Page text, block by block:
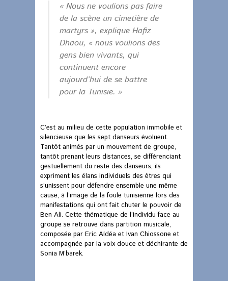
« Nous ne voulions pas faire
de la scène un cimetière de
martyrs », explique Hafiz
Dhaou, « nous voulions des
gens bien vivants, qui
continuent encore
aujourd’hui de se battre
pour la Tunisie. »
C’est au milieu de cette population immobile et
silencieuse que les sept danseurs évoluent.
Tantôt animés par un mouvement de groupe,
tantôt prenant leurs distances, se différenciant
gestuellement du reste des danseurs, ils
expriment les élans individuels des êtres qui
s’unissent pour défendre ensemble une même
cause, à l’image de la foule tunisienne lors des
manifestations qui ont fait chuter le pouvoir de
Ben Ali. Cette thématique de l’individu face au
groupe se retrouve dans partition musicale,
composée par Eric Aldéa et Ivan Chiossone et
accompagnée par la voix douce et déchirante de
Sonia M’barek.